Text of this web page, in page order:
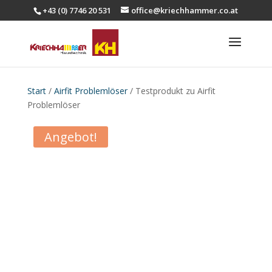
+43 (0) 7746 20 531 office@kriechhammer.co.at
Start/ Airfit Problemlöser/ Testprodukt zu Airfit
Problemlöser
Angebot!